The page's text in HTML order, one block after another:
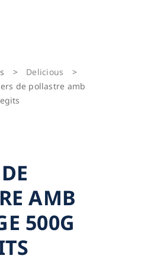
> Delicious
>
de pollastre amb
AMB
500G